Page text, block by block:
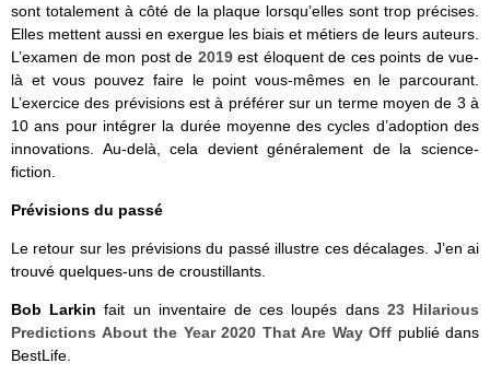
sont totalement à côté de la plaque lorsqu’elles sont trop précises.
Elles mettent aussi en exergue les biais et métiers de leurs auteurs.
L’examen de mon post de 2019est éloquent de ces points de vue-
là et vous pouvez faire le point vous-mêmes en le parcourant.
L’exercice des prévisions est à préférer sur un terme moyen de 3 à
10 ans pour intégrer la durée moyenne des cycles d’adoption des
innovations. Au-delà, cela devient généralement de la science-
fiction.
Prévisions du passé
Le retour sur les prévisions du passé illustre ces décalages. J’en ai
trouvé quelques-uns de croustillants.
Bob Larkinfait un inventaire de ces loupés dans 23 Hilarious
Predictions About the Year 2020 That Are Way Off publié dans
BestLife.